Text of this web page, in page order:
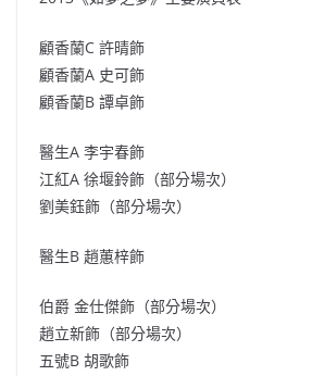
顧香蘭C 許晴飾
顧香蘭A 史可飾
顧香蘭B 譚卓飾
醫生A 李宇春飾
江紅A 徐堰鈴飾（部分場次）
劉美鈺飾（部分場次）
醫生B 趙蕙梓飾
伯爵 金仕傑飾（部分場次）
趙立新飾（部分場次）
五號B 胡歌飾